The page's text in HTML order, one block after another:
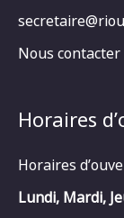
Nous contacter
Horaires
Horaires
Lundi, Mardi,